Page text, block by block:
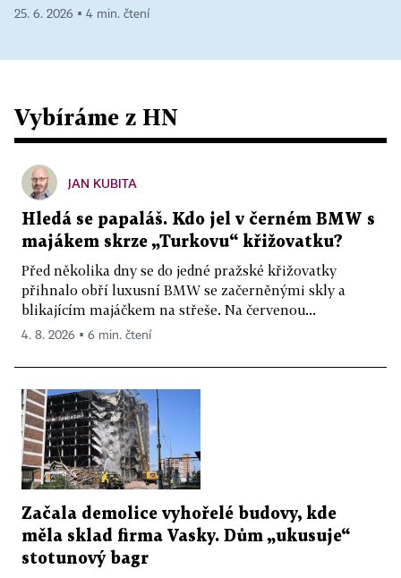
25. 6. 2026 ▪ 4 min. čtení
Vybíráme z HN
JAN KUBITA
Hledá se papaláš. Kdo jel v černém BMW s
majákem skrze „Turkovu“ křižovatku?
Před několika dny se do jedné pražské křižovatky
přihnalo obří luxusní BMW se začerněnými skly a
blikajícím majáčkem na střeše. Na červenou...
4. 8. 2026 ▪ 6 min. čtení
Začala demolice vyhořelé budovy, kde
měla sklad firma Vasky. Dům „ukusuje“
stotunový bagr